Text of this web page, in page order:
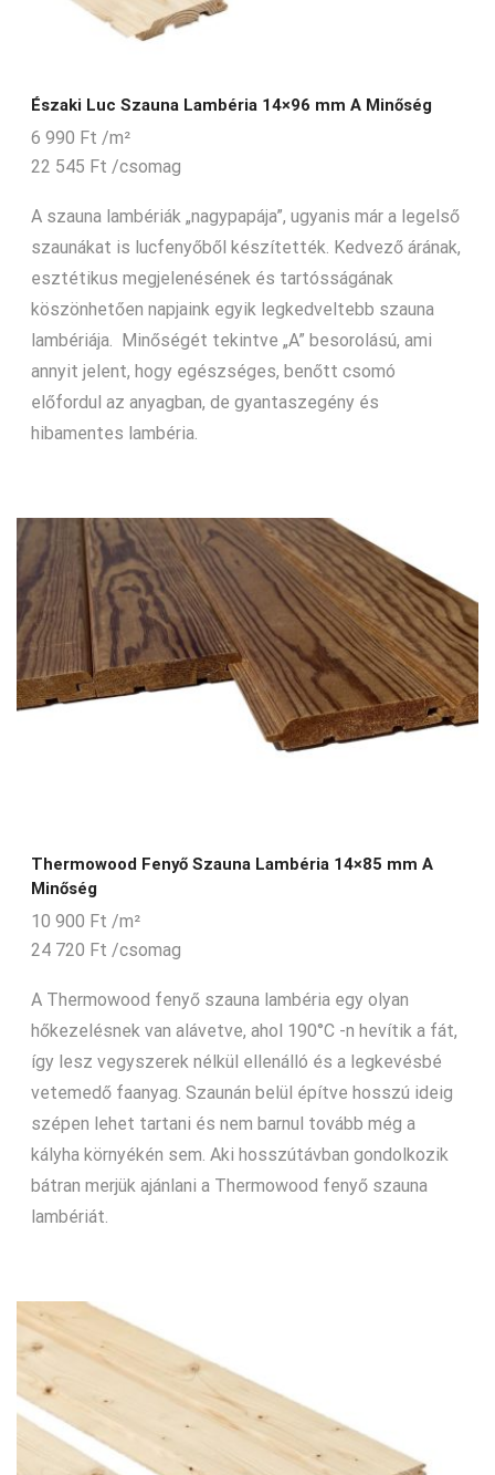
Északi Luc Szauna Lambéria 14×96 mm A Minőség
6 990 Ft /m²
22 545 Ft /csomag
A szauna lambériák „nagypapája”, ugyanis már a legelső
szaunákat is lucfenyőből készítették. Kedvező árának,
esztétikus megjelenésének és tartósságának
köszönhetően napjaink egyik legkedveltebb szauna
lambériája. Minőségét tekintve „A” besorolású, ami
annyit jelent, hogy egészséges, benőtt csomó
előfordul az anyagban, de gyantaszegény és
hibamentes lambéria.
Thermowood Fenyő Szauna Lambéria 14×85 mm A
Minőség
10 900 Ft /m²
24 720 Ft /csomag
A Thermowood fenyő szauna lambéria egy olyan
hőkezelésnek van alávetve, ahol 190°C -n hevítik a fát,
így lesz vegyszerek nélkül ellenálló és a legkevésbé
vetemedő faanyag. Szaunán belül építve hosszú ideig
szépen lehet tartani és nem barnul tovább még a
kályha környékén sem. Aki hosszútávban gondolkozik
bátran merjük ajánlani a Thermowood fenyő szauna
lambériát.